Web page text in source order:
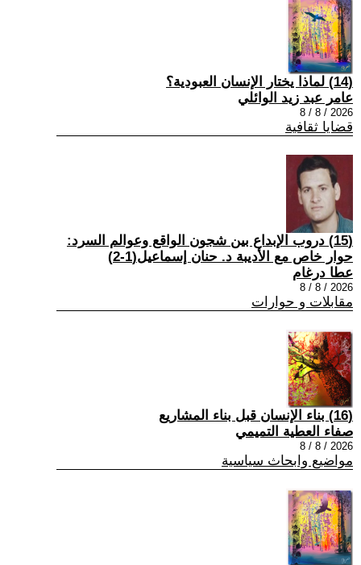
(14) لماذا يختار الإنسان العبودية؟
عامر عبد زيد الوائلي
2026 / 8 / 8
قضايا ثقافية
(15) دروب الإبداع بين شجون الواقع وعوالم السرد:
حوار خاص مع الأديبة د. حنان إسماعيل(1-2)
عطا درغام
2026 / 8 / 8
مقابلات و حوارات
(16) بناء الإنسان قبل بناء المشاريع
صفاء العطية التميمي
2026 / 8 / 8
مواضيع وابحاث سياسية